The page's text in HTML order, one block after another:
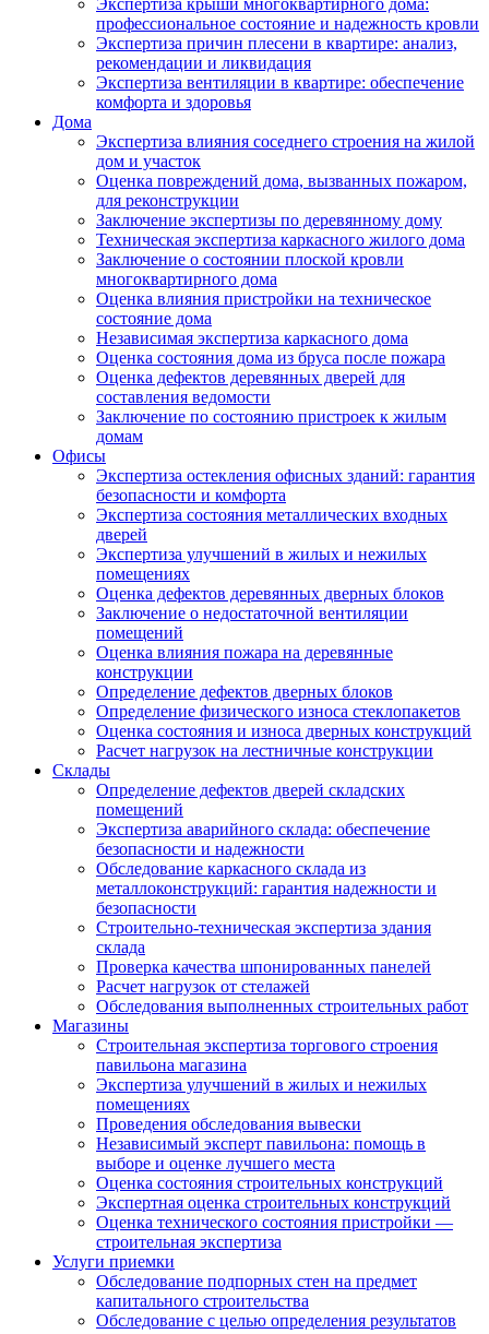
Экспертиза крыши многоквартирного дома:
профессиональное состояние и надежность кровли
Экспертиза причин плесени в квартире: анализ,
рекомендации и ликвидация
Экспертиза вентиляции в квартире: обеспечение
комфорта и здоровья
Дома
Экспертиза влияния соседнего строения на жилой
дом и участок
Оценка повреждений дома, вызванных пожаром,
для реконструкции
Заключение экспертизы по деревянному дому
Техническая экспертиза каркасного жилого дома
Заключение о состоянии плоской кровли
многоквартирного дома
Оценка влияния пристройки на техническое
состояние дома
Независимая экспертиза каркасного дома
Оценка состояния дома из бруса после пожара
Оценка дефектов деревянных дверей для
составления ведомости
Заключение по состоянию пристроек к жилым
домам
Офисы
Экспертиза остекления офисных зданий: гарантия
безопасности и комфорта
Экспертиза состояния металлических входных
дверей
Экспертиза улучшений в жилых и нежилых
помещениях
Оценка дефектов деревянных дверных блоков
Заключение о недостаточной вентиляции
помещений
Оценка влияния пожара на деревянные
конструкции
Определение дефектов дверных блоков
Определение физического износа стеклопакетов
Оценка состояния и износа дверных конструкций
Расчет нагрузок на лестничные конструкции
Склады
Определение дефектов дверей складских
помещений
Экспертиза аварийного склада: обеспечение
безопасности и надежности
Обследование каркасного склада из
металлоконструкций: гарантия надежности и
безопасности
Строительно-техническая экспертиза здания
склада
Проверка качества шпонированных панелей
Расчет нагрузок от стелажей
Обследования выполненных строительных работ
Магазины
Строительная экспертиза торгового строения
павильона магазина
Экспертиза улучшений в жилых и нежилых
помещениях
Проведения обследования вывески
Независимый эксперт павильона: помощь в
выборе и оценке лучшего места
Оценка состояния строительных конструкций
Экспертная оценка строительных конструкций
Оценка технического состояния пристройки —
строительная экспертиза
Услуги приемки
Обследование подпорных стен на предмет
капитального строительства
Обследование с целью определения результатов